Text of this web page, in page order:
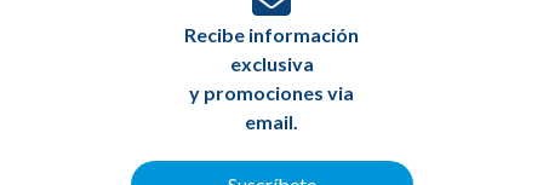
Recibe información
exclusiva
y promociones via
email.